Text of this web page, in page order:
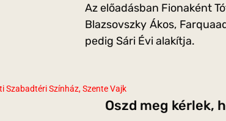
Az előadásban Fionaként
Blazsovszky Ákos,
pedig Sári Évi alakítja.
Szabadtéri Színház,Szente Vajk
Oszd meg kérlek,